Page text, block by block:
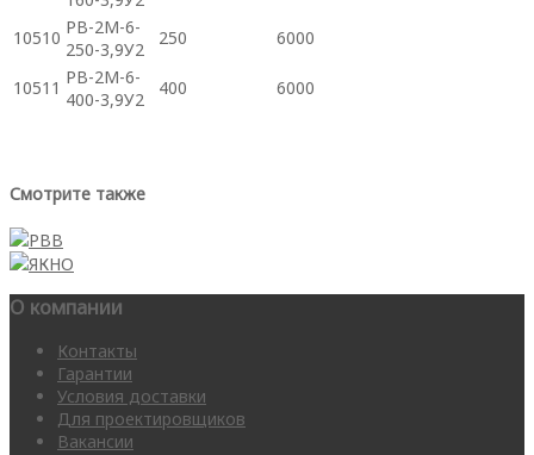
10510 РВ-2М-6-
250-3,9У2
250 6000
10511 РВ-2М-6-
400-3,9У2
400 6000
Смотрите также
РВВ
ЯКНО
О компании
Контакты
Гарантии
Условия доставки
Для проектировщиков
Вакансии